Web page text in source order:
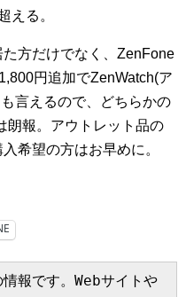
える。
方だけでなく、ZenFone
円追加でZenWatch(ア
言えるので、どちらかの
朗報。アウトレット品の
希望の方はお早めに。
報です。Webサイトや